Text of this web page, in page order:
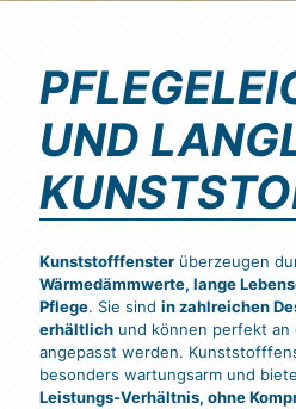
UND
Kunststofffenster überzeugen
Wärmedämmwerte, lange
Pflege. Sie sind in zahlreichen
erhältlich und können perfekt an
angepasst werden.
besonders wartungsarm und
Leistungs-Verhältnis, ohne